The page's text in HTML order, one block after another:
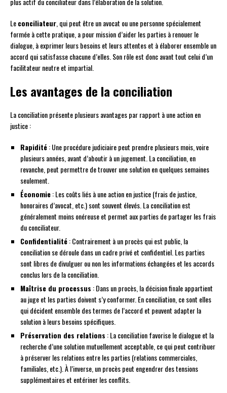
Leconciliateur , qui peut être un avocat ou une personne spécialement
formée à cette pratique, a pour mission d’aider les parties à renouer le
dialogue, à exprimer leurs besoins et leurs attentes et à élaborer ensemble un
accord qui satisfasse chacune d’elles. Son rôle est donc avant tout celui d’un
facilitateur neutre et impartial.
Les avantages de la conciliation
La conciliation présente plusieurs avantages par rapport à une action en
justice :
Rapidité: Une procédure judiciaire peut prendre plusieurs mois, voire
plusieurs années, avant d’aboutir à un jugement. La conciliation, en
revanche, peut permettre de trouver une solution en quelques semaines
seulement.
Économie: Les coûts liés à une action en justice (frais de justice,
honoraires d’avocat, etc.) sont souvent élevés. La conciliation est
généralement moins onéreuse et permet aux parties de partager les frais
du conciliateur.
Confidentialité: Contrairement à un procès qui est public, la
conciliation se déroule dans un cadre privé et confidentiel. Les parties
sont libres de divulguer ou non les informations échangées et les accords
conclus lors de la conciliation.
Maîtrise du processus : Dans un procès, la décision finale appartient
au juge et les parties doivent s’y conformer. En conciliation, ce sont elles
qui décident ensemble des termes de l’accord et peuvent adapter la
solution à leurs besoins spécifiques.
Préservation des relations : La conciliation favorise le dialogue et la
recherche d’une solution mutuellement acceptable, ce qui peut contribuer
à préserver les relations entre les parties (relations commerciales,
familiales, etc.). À l’inverse, un procès peut engendrer des tensions
supplémentaires et entériner les conflits.